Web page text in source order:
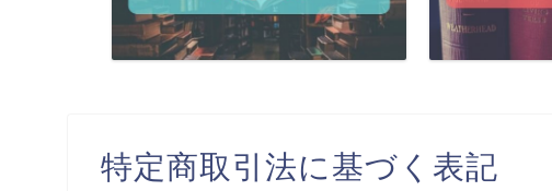
特定商取引法に基づく表記